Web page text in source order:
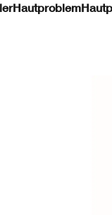
Hautproblem